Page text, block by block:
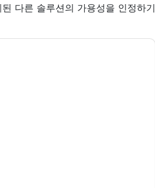
다른 솔루션의 가용성을 인정하기